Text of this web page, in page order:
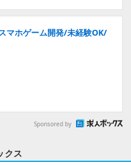
マホゲーム開発/未経験OK/
Sponsored by
クス